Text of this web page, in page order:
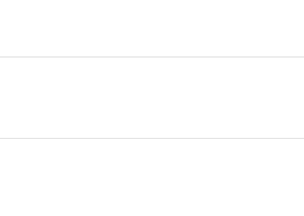
Poids de la boîte extérieure